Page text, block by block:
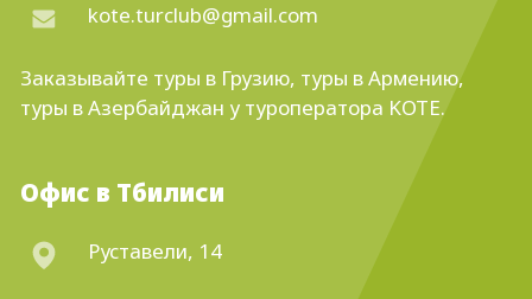
kote.turclub@gmail.com
Заказывайте туры в Грузию, туры в Армению,
туры в Азербайджан у туроператора KOTE.
Офис в Тбилиси
Руставели, 14